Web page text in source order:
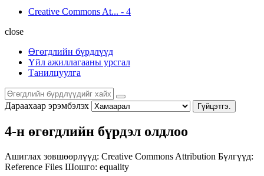
Creative Commons At... - 4
close
Өгөгдлийн бүрдлүүд
Үйл ажиллагааны урсгал
Танилцуулга
Дараахаар эрэмбэлэх Гүйцэтгэ.
4-н өгөгдлийн бүрдэл олдлоо
Ашиглах зөвшөөрлүүд: Creative Commons Attribution Бүлгүүд:
Reference Files Шошго: equality